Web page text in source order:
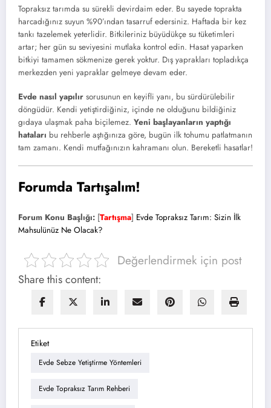
Topraksız tarımda su sürekli devirdaim eder. Bu sayede toprakta
harcadığınız suyun %90’ından tasarruf edersiniz. Haftada bir kez
tankı tazelemek yeterlidir. Bitkileriniz büyüdükçe su tüketimleri
artar; her gün su seviyesini mutlaka kontrol edin. Hasat yaparken
bitkiyi tamamen sökmenize gerek yoktur. Dış yaprakları topladıkça
merkezden yeni yapraklar gelmeye devam eder.
Evde nasıl yapılır sorusunun en keyifli yanı, bu sürdürülebilir
döngüdür. Kendi yetiştirdiğiniz, içinde ne olduğunu bildiğiniz
gıdaya ulaşmak paha biçilemez. Yeni başlayanların yaptığı
hataları bu rehberle aştığınıza göre, bugün ilk tohumu patlatmanın
tam zamanı. Kendi mutfağınızın kahramanı olun. Bereketli hasatlar!
Forumda Tartışalım!
Forum Konu Başlığı: [Tartışma] Evde Topraksız Tarım: Sizin İlk
Mahsulünüz Ne Olacak?
Değerlendirmek için post
Share this content:
Etiket
Evde Sebze Yetiştirme Yöntemleri
Evde Topraksız Tarım Rehberi